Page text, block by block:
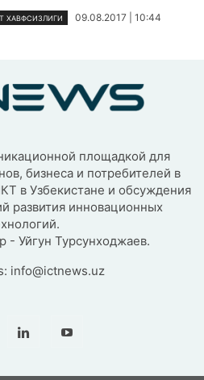
ХАВФСИЗЛИГИ 09.08.2017 | 10:44
площадкой для
бизнеса и потребителей в
в Узбекистане и обсуждения
развития инновационных
- Уйгун Турсунходжаев.
info@ictnews.uz